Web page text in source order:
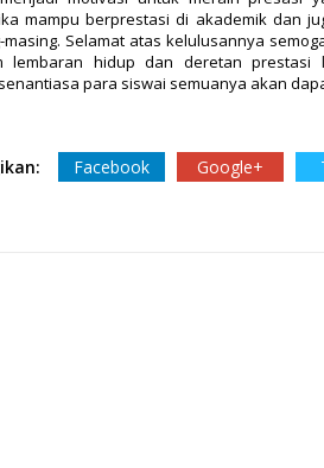
mampu berprestasi di akademik dan
Selamat atas kelulusannya
lembaran hidup dan deretan
para siswai semuanya akan
Facebook Google+